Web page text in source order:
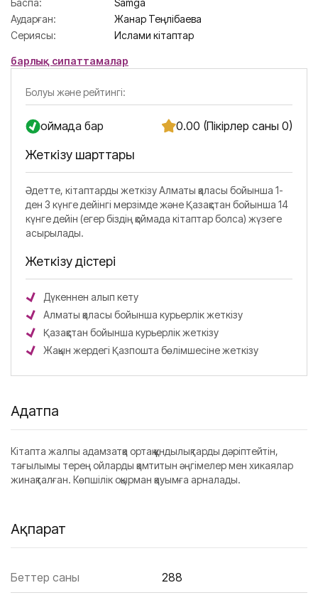
Баспа:
Samga
Аударған:
Жанар Теңлібаева
Сериясы:
Ислами кітаптар
барлық сипаттамалар
Болуы және рейтингі:
Қоймада бар 0.00 (Пікірлер саны 0)
Жеткізу шарттары
Әдетте, кітаптарды жеткізу Алматы қаласы бойынша 1-
ден 3 күнге дейінгі мерзімде және Қазақстан бойынша 14
күнге дейін (егер біздің қоймада кітаптар болса) жүзеге
асырылады.
Жеткізу әдістері
Дүкеннен алып кету
Алматы қаласы бойынша курьерлік жеткізу
Қазақстан бойынша курьерлік жеткізу
Жақын жердегі Қазпошта бөлімшесіне жеткізу
Аңдатпа
Кітапта жалпы адамзатқа ортақ құндылықтарды дәріптейтін,
тағылымы терең ойларды қамтитын әңгімелер мен хикаялар
жинақталған. Көпшілік оқырман қауымға арналады.
Ақпарат
Беттер саны 288